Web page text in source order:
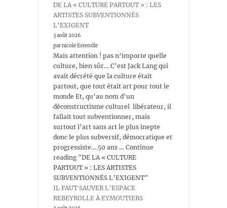
DE LA « CULTURE PARTOUT » : LES
ARTISTES SUBVENTIONNÉS
L’EXIGENT
3 août 2026
par nicole Esterolle
Mais attention ! pas n’importe quelle
culture, bien sûr… C’est Jack Lang qui
avait décrété que la culture était
partout, que tout était art pour tout le
monde Et, qu’au nom d’un
déconstructisme culturel libérateur, il
fallait tout subventionner, mais
surtout l’art sans art le plus inepte
donc le plus subversif, démocratique et
progressiste….50 ans … Continue
reading "DE LA « CULTURE
PARTOUT » : LES ARTISTES
SUBVENTIONNÉS L’EXIGENT"
IL FAUT SAUVER L’ESPACE
REBEYROLLE À EYMOUTIERS